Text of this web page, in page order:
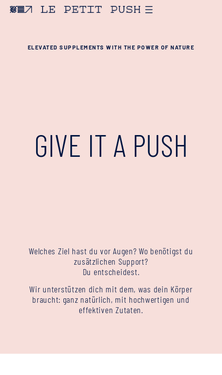
ELEVATED SUPPLEMENTS WITH THE POWER OF NATURE
GIVE IT A PUSH
Welches Ziel hast du vor Augen? Wo benötigst du
zusätzlichen Support?
Du entscheidest.
Wir unterstützen dich mit dem, was dein Körper
braucht: ganz natürlich, mit hochwertigen und
effektiven Zutaten.